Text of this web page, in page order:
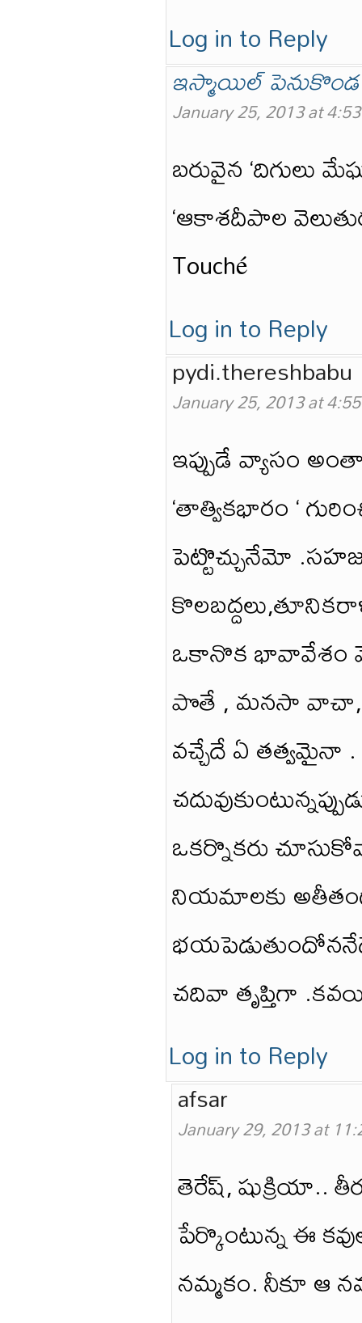
Log in to Reply
ఇస్మాయిల్ పెనుకొండ
January 25, 2013 at
బరువైన ‘దిగులు
‘ఆకాశదీపాల
Touché
Log in to Reply
pydi.thereshbabu
January 25, 2013 at
ఇప్పుడే వ్యాసం
‘తాత్వికభారం ‘
పెట్టొచ్చునేమో
ఒకానొక భావావేశం
పొతే , మనసా వాచా,
వచ్చేదే ఏ తత్వమైనా
ఒకర్నొకరు
నియమాలకు అతీతంగా
చదివా తృప్తిగా
Log in to Reply
afsar
January 29, 2013 at
తెరేష్, షుక్రియా..
పేర్కొంటున్న ఈ
నమ్మకం. నీకూ ఆ